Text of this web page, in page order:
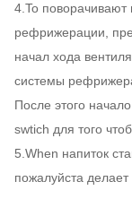
4.To
рефрижерации,
начал хода
системы
После этого
swtich для того
5.When напиток
пожалуйста делает